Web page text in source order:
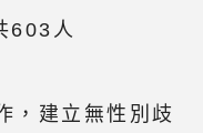
603人
，建立無性別歧